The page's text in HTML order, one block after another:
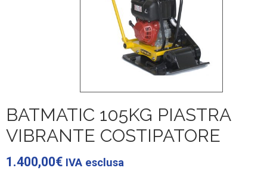
BATMATIC 105KG PIASTRA
VIBRANTE COSTIPATORE
1.400,00€ IVA esclusa